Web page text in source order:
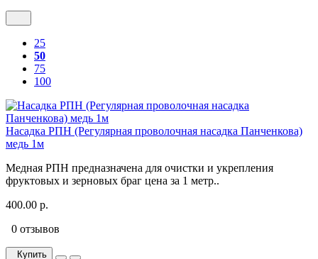
25
50
75
100
Насадка РПН (Регулярная проволочная насадка Панченкова)
медь 1м
Медная РПН предназначена для очистки и укрепления
фруктовых и зерновых браг цена за 1 метр..
400.00 р.
0 отзывов
Купить